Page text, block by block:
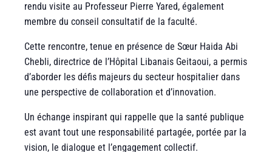
rendu visite au Professeur Pierre Yared, également
membre du conseil consultatif de la faculté.
Cette rencontre, tenue en présence de Sœur Haida Abi
Chebli, directrice de l’Hôpital Libanais Geitaoui, a permis
d’aborder les défis majeurs du secteur hospitalier dans
une perspective de collaboration et d’innovation.
Un échange inspirant qui rappelle que la santé publique
est avant tout une responsabilité partagée, portée par la
vision, le dialogue et l’engagement collectif.